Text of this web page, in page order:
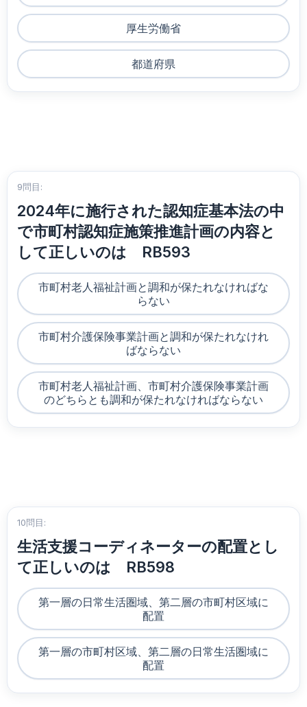
厚生労働省
都道府県
9問目:
2024年に施行された認知症基本法の中
で市町村認知症施策推進計画の内容と
して正しいのは RB593
市町村老人福祉計画と調和が保たれなければな
らない
市町村介護保険事業計画と調和が保たれなけれ
ばならない
市町村老人福祉計画、市町村介護保険事業計画
のどちらとも調和が保たれなければならない
10問目:
生活支援コーディネーターの配置とし
て正しいのは RB598
第一層の日常生活圏域、第二層の市町村区域に
配置
第一層の市町村区域、第二層の日常生活圏域に
配置